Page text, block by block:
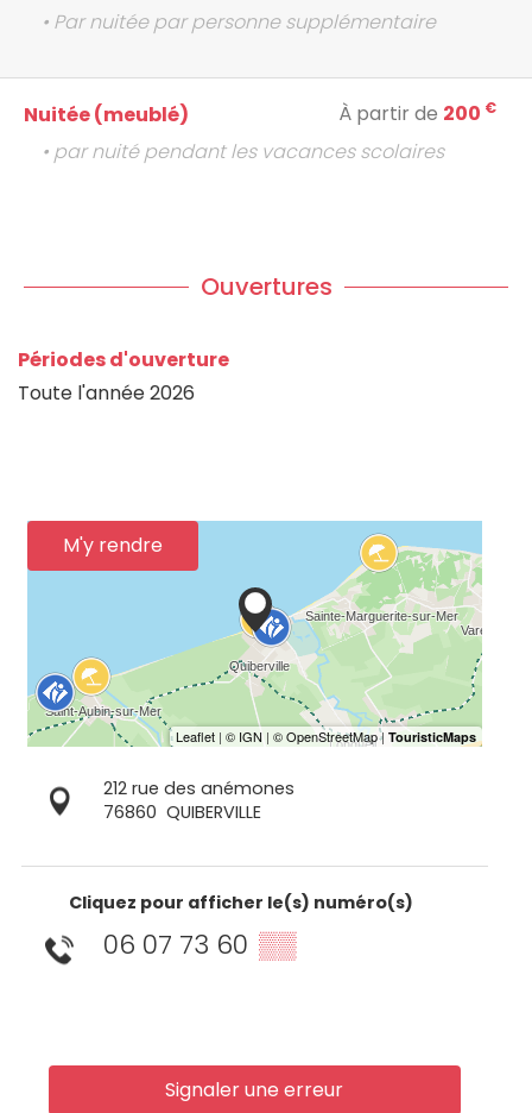
• Par nuitée par personne supplémentaire
Nuitée (meublé) À partir de 200 €
• par nuité pendant les vacances scolaires
Ouvertures
Périodes d'ouverture
Toute l'année 2026
M'y rendre
212 rue des anémones
76860 QUIBERVILLE
Cliquez pour afficher le(s) numéro(s)
06 07 73 60 ▒▒
Signaler une erreur